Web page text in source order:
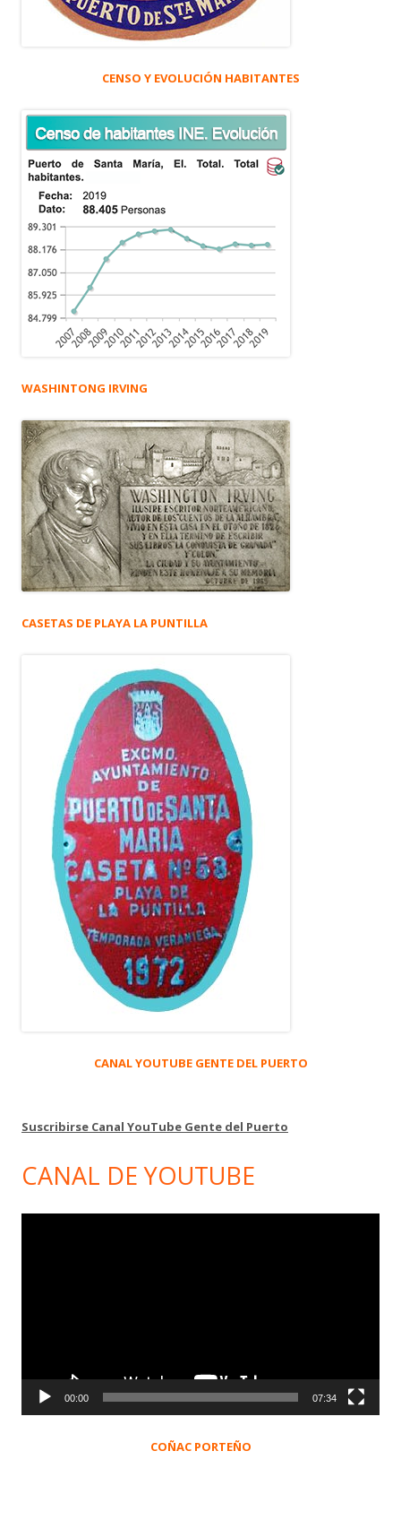
CENSO Y EVOLUCIÓN HABITANTES
WASHINTONG IRVING
CASETAS DE PLAYA LA PUNTILLA
CANAL YOUTUBE GENTE DEL PUERTO
Suscribirse Canal YouTube Gente del Puerto
CANAL DE YOUTUBE
00:00 07:34
COÑAC PORTEÑO